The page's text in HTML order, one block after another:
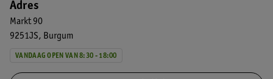
Adres
Markt 90
9251JS
Burgum
VANDAAG OPEN VAN 8:30 - 18:00